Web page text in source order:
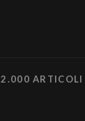
ARTICOLI